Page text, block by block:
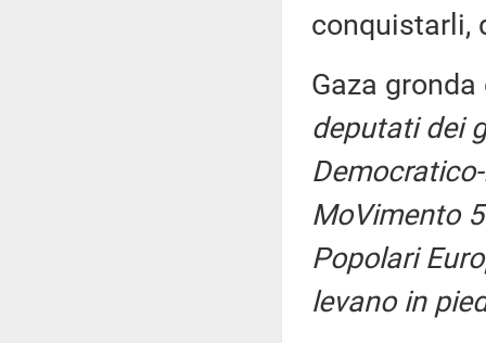
conquistarli,
Gaza
deputati dei
MoVimento
Popolari
levano in